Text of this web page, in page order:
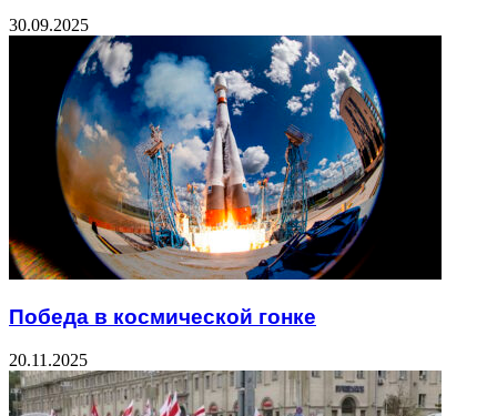
30.09.2025
Победа в космической гонке
20.11.2025